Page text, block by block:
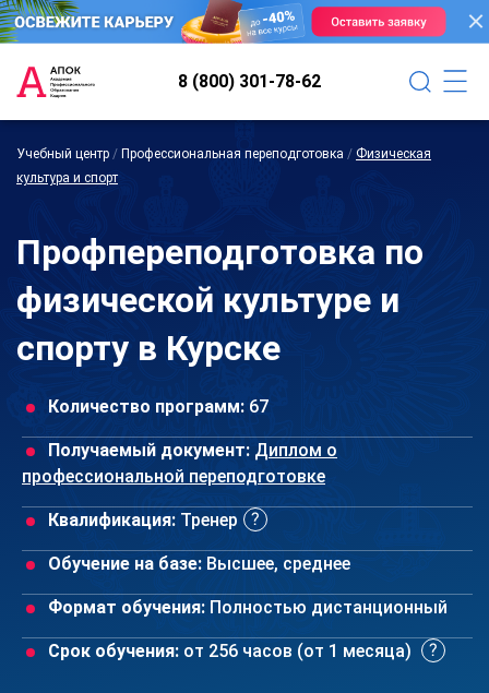
8 (800) 301-78-62
Учебный центр / Профессиональная переподготовка / Физическая
культура и спорт
Профпереподготовка по
физической культуре и
спорту в Курске
Количество программ: 67
Получаемый документ: Диплом о
профессиональной переподготовке
Квалификация: Тренер
Обучение на базе: Высшее, среднее
Формат обучения: Полностью дистанционный
Срок обучения: от 256 часов (от 1 месяца)